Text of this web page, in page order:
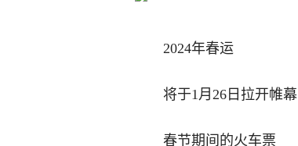
2024年春运
将于1月26日拉开帷幕
春节期间的火车票